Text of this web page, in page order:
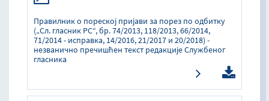
Правилник о пореској пријави за порез по одбитку
(„Сл. гласник РС“, бр. 74/2013, 118/2013, 66/2014,
71/2014 - исправка, 14/2016, 21/2017 и 20/2018) -
незванично пречишћен текст редакције Службеног
гласника